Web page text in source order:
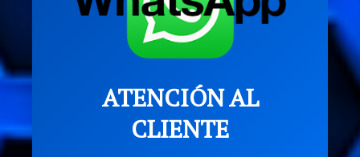
ATENCIÓN AL
CLIENTE